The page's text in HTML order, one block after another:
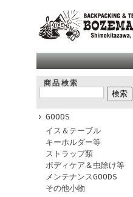
商品検索
GOODS
イス＆テーブル
キーホルダー等
ストラップ類
ボディケア＆虫除け等
メンテナンスGOODS
その他小物